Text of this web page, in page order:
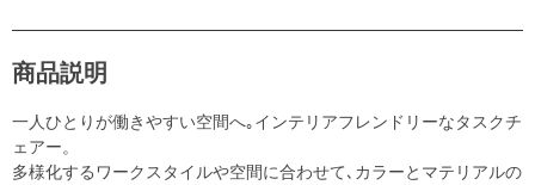
商品説明
一人ひとりが働きやすい空間へ｡インテリアフレンドリーなタスクチ
ェアー。
多様化するワークスタイルや空間に合わせて､カラーとマテリアルの